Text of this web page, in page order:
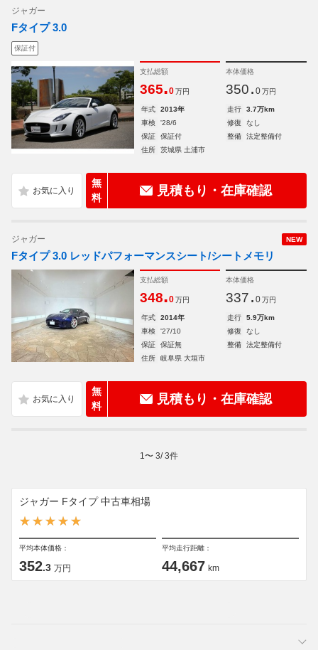
ジャガー
Fタイプ 3.0
保証付
支払総額
365.0 万円
本体価格
350. 0 万円
年式 2013年 走行
3.7万km
車検
'28/6 修復
なし
保証
保証付 整備
法定整備付
住所
茨城県 土浦市
無
料
見積もり・在庫確認
NEW
ジャガー
Fタイプ 3.0 レッドパフォーマンスシート/シートメモリ
支払総額
348.0 万円
本体価格
337. 0 万円
年式 2014年 走行
5.9万km
車検
'27/10 修復
なし
保証
保証無 整備
法定整備付
住所
岐阜県 大垣市
無
料
見積もり・在庫確認
1 〜 3/3件
ジャガー Fタイプ 中古車相場
平均本体価格：
352.3 万円
平均走行距離：
44,667 km